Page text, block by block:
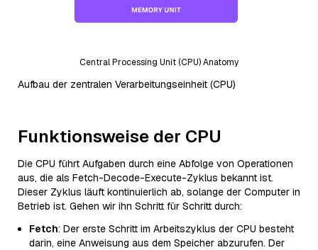
Central Processing Unit (CPU) Anatomy
Aufbau der zentralen Verarbeitungseinheit (CPU)
Funktionsweise der CPU
Die CPU führt Aufgaben durch eine Abfolge von Operationen
aus, die als Fetch-Decode-Execute-Zyklus bekannt ist.
Dieser Zyklus läuft kontinuierlich ab, solange der Computer in
Betrieb ist. Gehen wir ihn Schritt für Schritt durch:
Fetch: Der erste Schritt im Arbeitszyklus der CPU besteht
darin, eine Anweisung aus dem Speicher abzurufen. Der